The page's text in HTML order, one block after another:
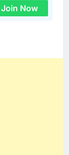
Join Now